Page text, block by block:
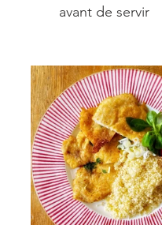
avant de servir